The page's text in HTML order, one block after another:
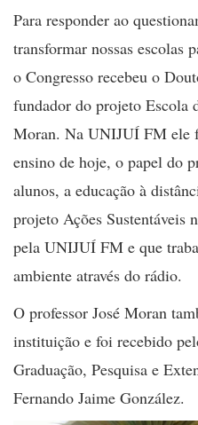
Para responder ao
transformar nossas escolas
o Congresso recebeu o
fundador do projeto Escola
Moran. Na UNIJUÍ FM ele
ensino de hoje, o papel do
alunos, a educação à
projeto Ações Sustentáveis
pela UNIJUÍ FM e que
ambiente através do rádio.
O professor José Moran
instituição e foi recebido
Graduação, Pesquisa e
Fernando Jaime González.